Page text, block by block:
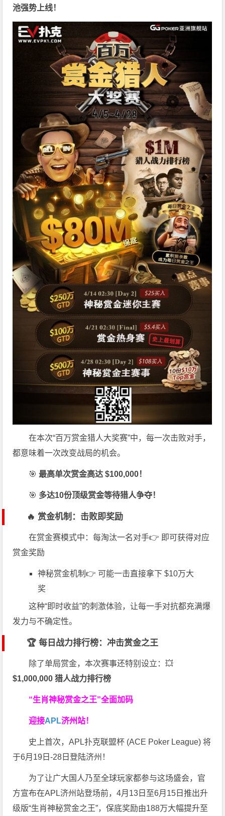
池强势上线！
在本次“百万赏金猎人大奖赛”中，每一次击败对手，
都意味着一次改变战局的机会。
🎯最高单次赏金高达 $100,000！
🎯 多达10份顶级赏金等待猎人争夺！
🔥 赏金机制：击败即奖励
在赏金赛模式中：每淘汰一名对手👉 即可获得对应
赏金奖励
神秘赏金机制👉 可能一击直接拿下 $10万大
奖
这种“即时收益”的刺激体验，让每一手对抗都充满爆
发力与不确定性。
🏆 每日战力排行榜：冲击赏金之王
除了单局赏金，本次赛事还特别设立：💥
$1,000,000 猎人战力排行榜
“生肖神秘赏金之王”全面加码
迎接APL济州站！
史上首次，APL扑克联盟杯 (ACE Poker League) 将
于6月19日-28日登陆济州！
为了让广大国人乃至全球玩家都参与这场盛会，官
方宣布在APL济州站登场前，4月13日至6月15日推出升
级版“生肖神秘赏金之王”，保底奖励由188万大幅提升至